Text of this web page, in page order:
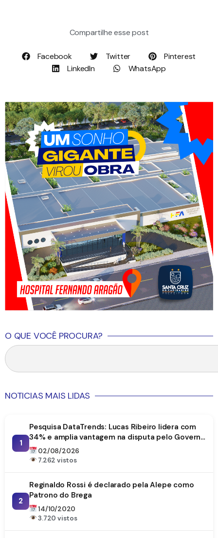
Compartilhe esse post
Facebook Twitter
Pinterest
LinkedIn
WhatsApp
O QUE VOCÊ PROCURA?
NOTICIAS MAIS LIDAS
1
Pesquisa DataTrends: Lucas Ribeiro lidera com
34% e amplia vantagem na disputa pelo Governo
da Paraíba
02/08/2026
7.262 vistos
2
Reginaldo Rossi é declarado pela Alepe como
Patrono do Brega
14/10/2020
3.720 vistos